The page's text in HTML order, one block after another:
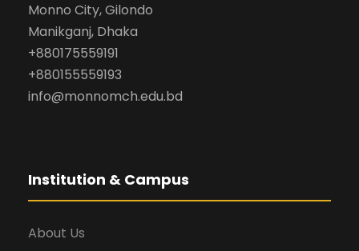
Monno City, Gilondo
Manikganj, Dhaka
+880175559191
+880155559193
info@monnomch.edu.bd
Institution & Campus
About Us